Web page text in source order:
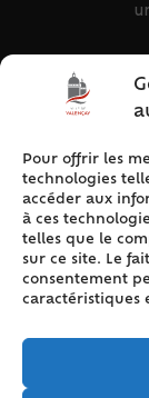
Pour offrir les
technologies
accéder aux
à ces
telles que le
sur ce site. Le
consentement
caractéristiques